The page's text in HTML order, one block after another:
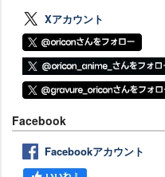
Xアカウント
Facebook
Facebookアカウント